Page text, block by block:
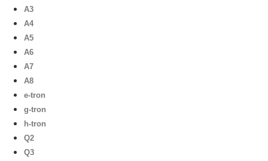
A3
A4
A5
A6
A7
A8
e-tron
g-tron
h-tron
Q2
Q3